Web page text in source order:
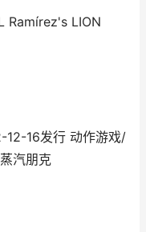
Ramírez's LION
16发行 动作游戏/
汽朋克